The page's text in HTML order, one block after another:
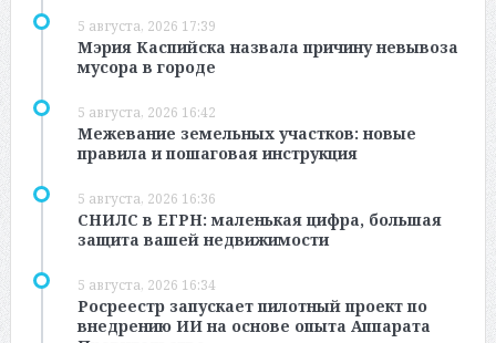
5 августа, 2026 17:39
Мэрия Каспийска назвала причину невывоза
мусора в городе
5 августа, 2026 16:42
Межевание земельных участков: новые
правила и пошаговая инструкция
5 августа, 2026 16:36
СНИЛС в ЕГРН: маленькая цифра, большая
защита вашей недвижимости
5 августа, 2026 16:34
Росреестр запускает пилотный проект по
внедрению ИИ на основе опыта Аппарата